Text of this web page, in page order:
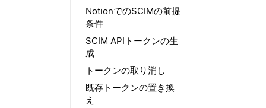
NotionでのSCIMの前提
条件
SCIM APIトークンの生
成
トークンの取り消し
既存トークンの置き換
え